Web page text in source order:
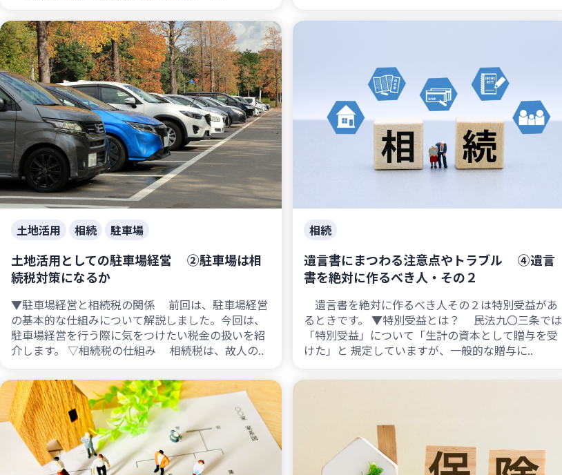
土地活用 相続 駐車場
土地活用としての駐車場経営 ②駐車場は相
続税対策になるか
▼駐車場経営と相続税の関係 前回は、駐車場経営
の基本的な仕組みについて解説しました。今回は、
駐車場経営を行う際に気をつけたい税金の扱いを紹
介します。 ▽相続税の仕組み 相続税は、故人の..
相続
遺言書にまつわる注意点やトラブル ④遺言
書を絶対に作るべき人・その２
遺言書を絶対に作るべき人その２は特別受益があ
るときです。 ▼特別受益とは？ 民法九〇三条では
「特別受益」について「生計の資本として贈与を受
けた」と 規定していますが、一般的な贈与に..